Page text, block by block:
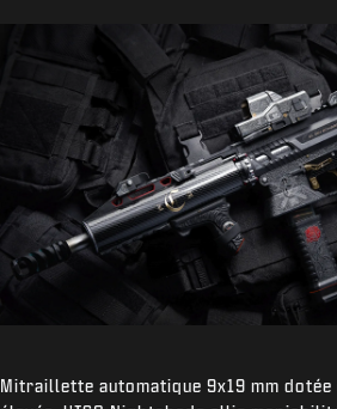
Mitraillette automatique 9x19 mm